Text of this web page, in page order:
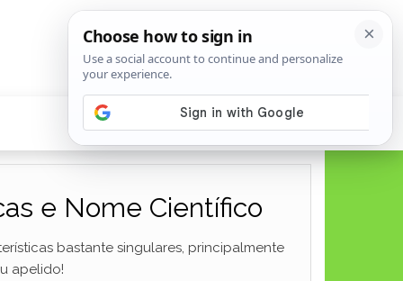
e Nome Científico
bastante singulares, principalmente
apelido!